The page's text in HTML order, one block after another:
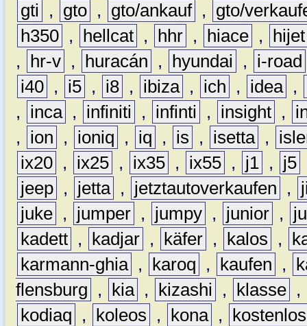
gti
, gto , gto/ankauf ,
gto/
h350 , hellcat , hhr , hiace ,
hijet
,
hr-v , huracán , hyundai ,
i-road
i40 , i5 , i8 , ibiza , ich , idea ,
,
inca , infiniti , infinti , insight ,
,
ion , ioniq , iq , is , isetta ,
ix20 , ix25 , ix35 , ix55 , j1 , j5
jeep , jetta , jetztautoverkaufen ,
juke , jumper , jumpy , junior ,
kadett , kadjar , käfer , kalos ,
karmann-ghia , karoq , kaufen ,
flensburg
, kia , kizashi , klasse ,
kodiaq
, koleos , kona ,
kostenlos